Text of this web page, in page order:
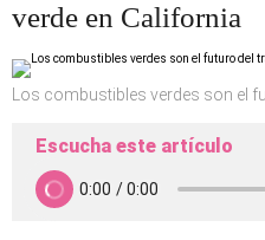
verde en California
Los combustibles verdes son el
Escucha este artículo